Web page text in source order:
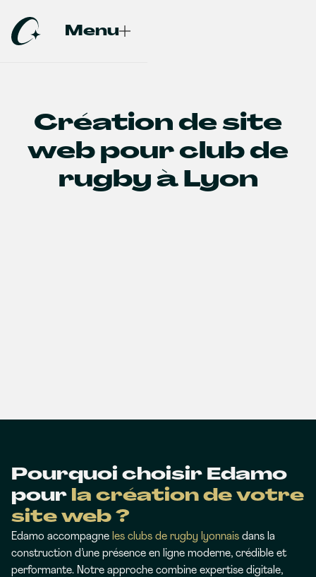
Menu
Création de site
web pour club de
rugby à Lyon
Pourquoi choisir Edamo
pour la création de votre
site web ?
Edamo accompagne les clubs de rugby lyonnais dans la
construction d’une présence en ligne moderne, crédible et
performante. Notre approche combine expertise digitale,